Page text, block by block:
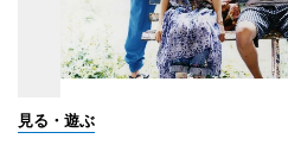
見る・遊ぶ